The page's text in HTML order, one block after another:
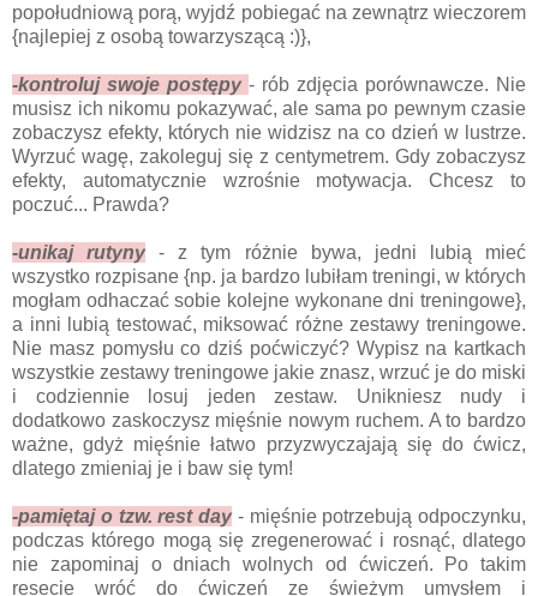
popołudniową porą, wyjdź pobiegać na zewnątrz wieczorem
{najlepiej z osobą towarzyszącą :)},
-kontroluj swoje postępy - rób zdjęcia porównawcze. Nie
musisz ich nikomu pokazywać, ale sama po pewnym czasie
zobaczysz efekty, których nie widzisz na co dzień w lustrze.
Wyrzuć wagę, zakoleguj się z centymetrem. Gdy zobaczysz
efekty, automatycznie wzrośnie motywacja. Chcesz to
poczuć... Prawda?
-unikaj rutyny- z tym różnie bywa, jedni lubią mieć
wszystko rozpisane {np. ja bardzo lubiłam treningi, w których
mogłam odhaczać sobie kolejne wykonane dni treningowe},
a inni lubią testować, miksować różne zestawy treningowe.
Nie masz pomysłu co dziś poćwiczyć? Wypisz na kartkach
wszystkie zestawy treningowe jakie znasz, wrzuć je do miski
i codziennie losuj jeden zestaw. Unikniesz nudy i
dodatkowo zaskoczysz mięśnie nowym ruchem. A to bardzo
ważne, gdyż mięśnie łatwo przyzwyczajają się do ćwicz,
dlatego zmieniaj je i baw się tym!
-pamiętaj o tzw. rest day - mięśnie potrzebują odpoczynku,
podczas którego mogą się zregenerować i rosnąć, dlatego
nie zapominaj o dniach wolnych od ćwiczeń. Po takim
resecie wróć do ćwiczeń ze świeżym umysłem i